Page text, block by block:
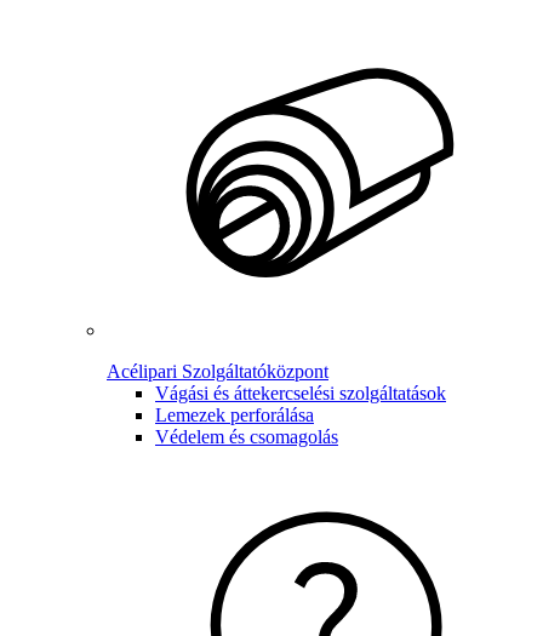
Acélipari Szolgáltatóközpont
Vágási és áttekercselési szolgáltatások
Lemezek perforálása
Védelem és csomagolás